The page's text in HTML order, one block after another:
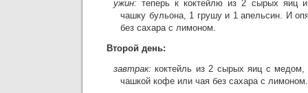
ужин:теперь к коктейлю из 2 сырых яиц
чашку бульона, 1 грушу и 1 апельсин. И
без сахара с лимоном.
Второй день:
завтрак: коктейль из 2 сырых яиц с медом,
чашкой кофе или чая без сахара с лимоном.